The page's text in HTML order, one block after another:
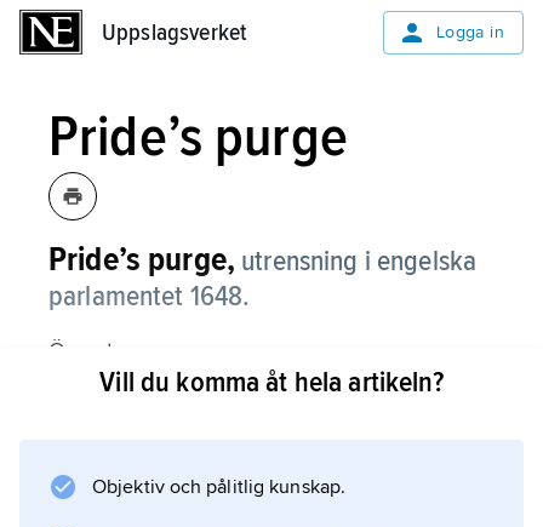
Uppslagsverket Logga in
Pride’s purge
Pride’s purge, utrensning i engelska
parlamentet 1648.
Överste
Thomas Pride
tillförsäkrade independenterna, en radikal
Vill du komma åt hela artikeln?
Objektiv och pålitlig kunskap.